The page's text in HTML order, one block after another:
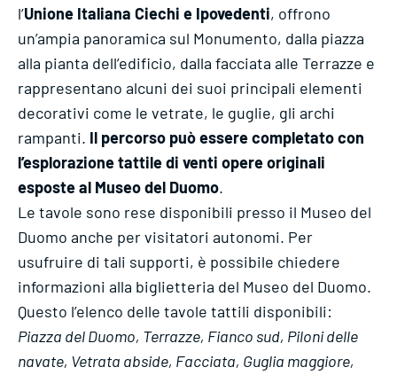
l’Unione Italiana Ciechi e Ipovedenti, offrono
un’ampia panoramica sul Monumento, dalla piazza
alla pianta dell’edificio, dalla facciata alle Terrazze e
rappresentano alcuni dei suoi principali elementi
decorativi come le vetrate, le guglie, gli archi
rampanti. Il percorso può essere completato con
l’esplorazione tattile di venti opere originali
esposte al Museo del Duomo.
Le tavole sono rese disponibili presso il Museo del
Duomo anche per visitatori autonomi. Per
usufruire di tali supporti, è possibile chiedere
informazioni alla biglietteria del Museo del Duomo.
Questo l’elenco delle tavole tattili disponibili:
Piazza del Duomo, Terrazze, Fianco sud, Piloni delle
navate, Vetrata abside, Facciata, Guglia maggiore,